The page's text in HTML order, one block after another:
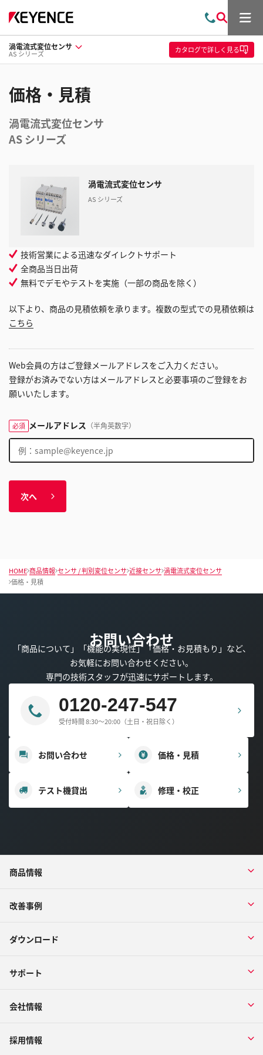
問
い
合
わ
索
メ
ュ
ー
渦電流式変位センサ
AS シリーズ カタログで詳しく見る
価格・見積
渦電流式変位センサ
AS シリーズ
渦電流式変位センサ
AS シリーズ
技術営業による迅速なダイレクトサポート
全商品当日出荷
無料でデモやテストを実施（一部の商品を除く）
以下より、商品の見積依頼を承ります。複数の型式での見積依頼は
こちら
Web会員の方はご登録メールアドレスをご入力ください。
登録がお済みでない方はメールアドレスと必要事項のご登録をお
願いいたします。
必須 メールアドレス （半角英数字）
次へ
HOME 商品情報 センサ / 判別変位センサ 近接センサ 渦電流式変位センサ
価格・見積
お問い合わせ
「商品について」「機能の実現性」「価格・お見積もり」など、
お気軽にお問い合わせください。
専門の技術スタッフが迅速にサポートします。
0120-247-547
受付時間 8:30～20:00（土日・祝日除く）
お問い合わせ 価格・見積
テスト機貸出 修理・校正
商品情報
改善事例
ダウンロード
サポート
会社情報
採用情報